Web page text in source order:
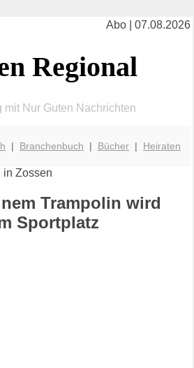
Abo | 07.08.2026
Regional
mit Nur Guten Nachrichten
| Branchenbuch | Bücher | Heiraten
Trampolin wird
Sportplatz